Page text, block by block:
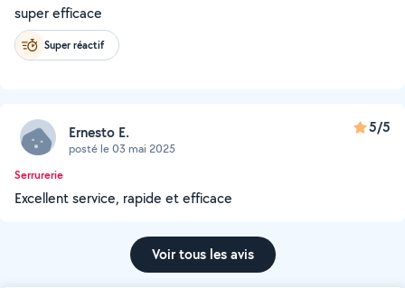
super efficace
Super réactif
Ernesto E.
posté le 03 mai 2025
5/5
Serrurerie
Excellent service, rapide et efficace
Voir tous les avis